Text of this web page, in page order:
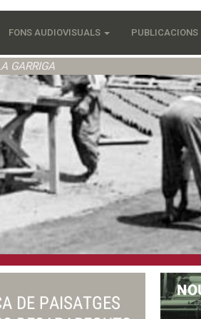
FONS AUDIOVISUALS PUBLICACIONS
GARRIGA